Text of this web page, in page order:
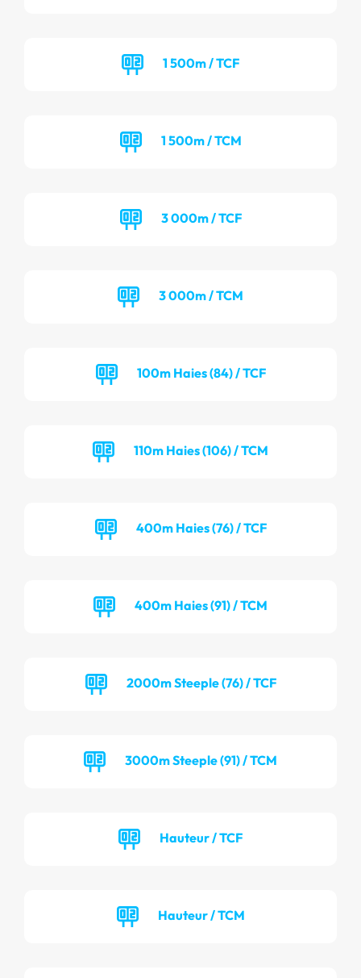
1 500m / TCF
1 500m / TCM
3 000m / TCF
3 000m / TCM
100m Haies (84) / TCF
110m Haies (106) / TCM
400m Haies (76) / TCF
400m Haies (91) / TCM
2000m Steeple (76) / TCF
3000m Steeple (91) / TCM
Hauteur / TCF
Hauteur / TCM